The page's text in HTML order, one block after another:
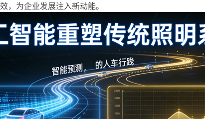
，为企业发展注入新动能。